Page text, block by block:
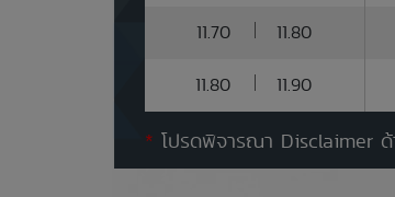
11.70 11.80
11.80 11.90
* โปรดพิจารณา Disclaimer ด้